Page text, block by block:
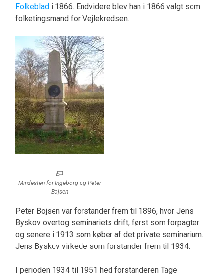
Folkebladi 1866. Endvidere blev han i 1866 valgt som
folketingsmand for Vejlekredsen.
Mindesten for Ingeborg og Peter
Bojsen
Peter Bojsen var forstander frem til 1896, hvor Jens
Byskov overtog seminariets drift, først som forpagter
og senere i 1913 som køber af det private seminarium.
Jens Byskov virkede som forstander frem til 1934.
I perioden 1934 til 1951 hed forstanderen Tage